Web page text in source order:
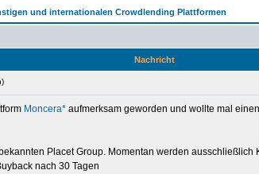
und internationalen Crowdlending Plattformen
Nachricht
Moncera* aufmerksam geworden und wollte mal
bekannten Placet Group. Momentan werden
nach 30 Tagen